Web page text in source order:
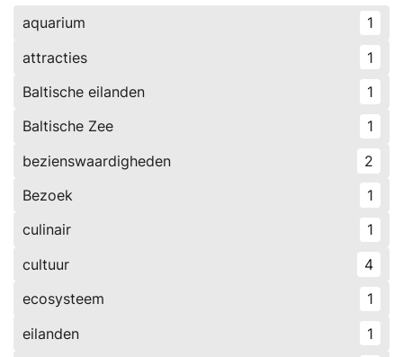
aquarium
1
attracties
1
Baltische eilanden
1
Baltische Zee
1
bezienswaardigheden
2
Bezoek
1
culinair
1
cultuur
4
ecosysteem
1
eilanden
1